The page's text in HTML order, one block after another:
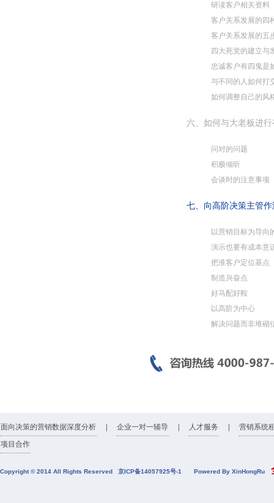
研读客户相关资料
客户关系发展的四
客户关系发展的五
四大死党的建立与
忠诚客户有四鬼是
与不同的人如何打
如何调整自己的风
六、如何与大老板进
问对的问题
积极倾听
会谈时的注意事项
七、向高阶决策主管
以营销目标为导向
演示也要有成本意
把准客户定位基点
制造兴奋点
好马配好鞍
以高阶为中心
解决问题而非堆砌
面向决策的营销数据深度分析 企业一对一辅导 人才服务
营销系统
项目合作
Copyright © 2014 All Rights Reserved 京ICP备14057925号-1 Powered By XinHongRu